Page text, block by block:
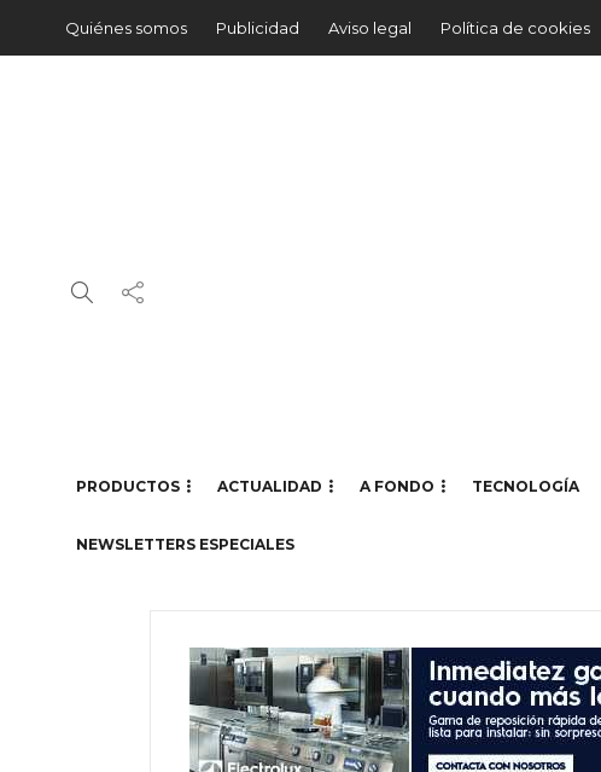
Quiénes somos Publicidad Aviso legal Política de cookies
PRODUCTOS ACTUALIDAD A FONDO TECNOLOGÍA
NEWSLETTERS ESPECIALES